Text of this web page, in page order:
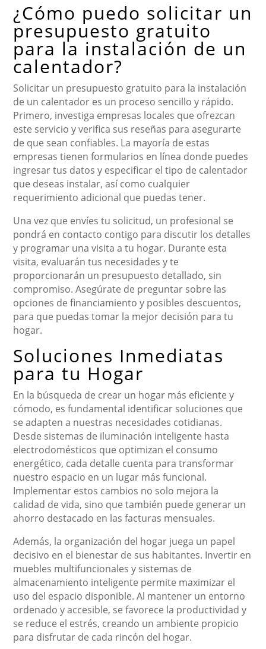
¿Cómo puedo solicitar un
presupuesto gratuito
para la instalación de un
calentador?
Solicitar un presupuesto gratuito para la instalación
de un calentador es un proceso sencillo y rápido.
Primero, investiga empresas locales que ofrezcan
este servicio y verifica sus reseñas para asegurarte
de que sean confiables. La mayoría de estas
empresas tienen formularios en línea donde puedes
ingresar tus datos y especificar el tipo de calentador
que deseas instalar, así como cualquier
requerimiento adicional que puedas tener.
Una vez que envíes tu solicitud, un profesional se
pondrá en contacto contigo para discutir los detalles
y programar una visita a tu hogar. Durante esta
visita, evaluarán tus necesidades y te
proporcionarán un presupuesto detallado, sin
compromiso. Asegúrate de preguntar sobre las
opciones de financiamiento y posibles descuentos,
para que puedas tomar la mejor decisión para tu
hogar.
Soluciones Inmediatas
para tu Hogar
En la búsqueda de crear un hogar más eficiente y
cómodo, es fundamental identificar soluciones que
se adapten a nuestras necesidades cotidianas.
Desde sistemas de iluminación inteligente hasta
electrodomésticos que optimizan el consumo
energético, cada detalle cuenta para transformar
nuestro espacio en un lugar más funcional.
Implementar estos cambios no solo mejora la
calidad de vida, sino que también puede generar un
ahorro destacado en las facturas mensuales.
Además, la organización del hogar juega un papel
decisivo en el bienestar de sus habitantes. Invertir en
muebles multifuncionales y sistemas de
almacenamiento inteligente permite maximizar el
uso del espacio disponible. Al mantener un entorno
ordenado y accesible, se favorece la productividad y
se reduce el estrés, creando un ambiente propicio
para disfrutar de cada rincón del hogar.